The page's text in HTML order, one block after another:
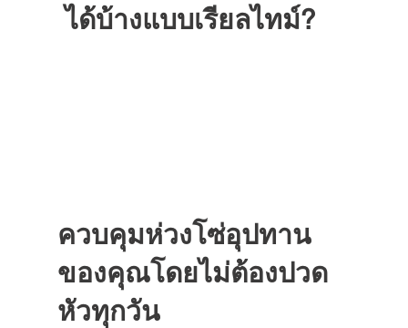
ได้บ้างแบบเรียลไทม์?
ควบคุมห่วงโซ่อุปทาน
ของคุณโดยไม่ต้องปวด
หัวทุกวัน